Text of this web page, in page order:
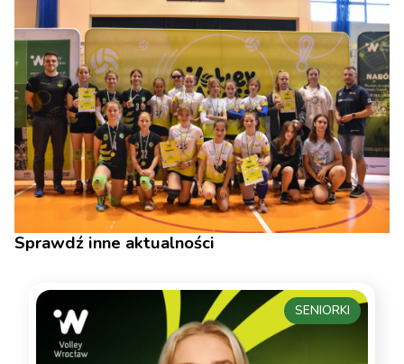
Sprawdź inne aktualności
SENIORKI